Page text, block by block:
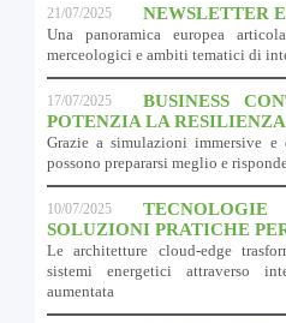
21/07/2025 NEWSLETTER
Una panoramica europea
merceologici e ambiti tematici di
17/07/2025
BUSINESS
POTENZIA LA RESILIENZA
Grazie a simulazioni immersive
possono prepararsi meglio e
10/07/2025
SOLUZIONI PRATICHE
Le architetture cloud-edge
sistemi energetici attraverso
aumentata